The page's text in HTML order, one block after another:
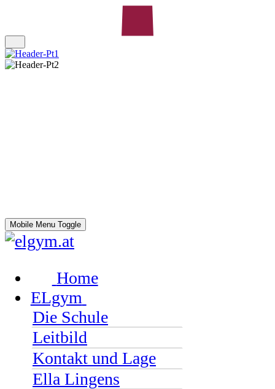
Mobile Menu Toggle
Home
ELgym
Die Schule
Leitbild
Kontakt und Lage
Ella Lingens